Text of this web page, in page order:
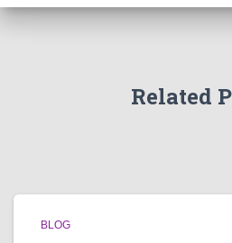
Related
BLOG